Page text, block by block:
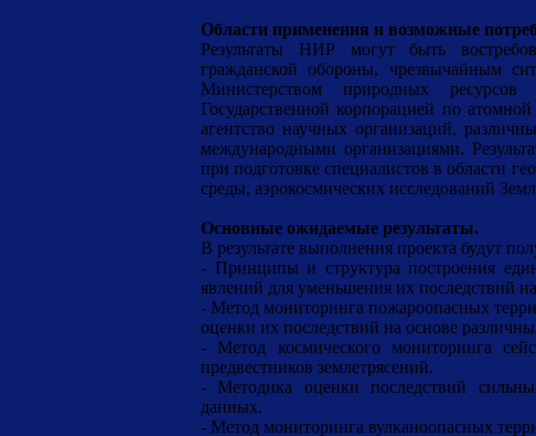
Области применения и возможные
Результаты НИР могут быть
гражданской обороны, чрезвычайным
Министерством природных
Государственной корпорацией по
агентство научных организаций,
международными организациями.
при подготовке специалистов в области
среды, аэрокосмических исследований
Основные ожидаемые результаты.
В результате выполнения проекта будут
- Принципы и структура построения
явлений для уменьшения их последствий
- Метод мониторинга пожароопасных
оценки их последствий на основе
- Метод космического мониторинга
предвестников землетрясений.
- Методика оценки последствий
данных.
- Метод мониторинга вулканоопасных